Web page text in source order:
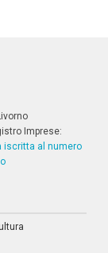
Imprese:
iscritta al numero